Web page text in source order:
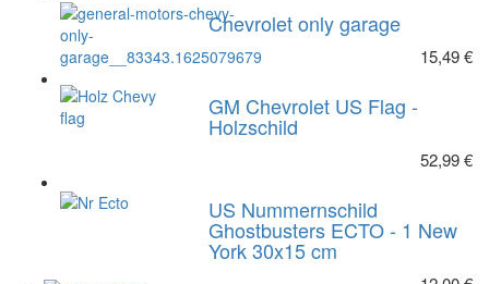
Chevrolet only garage
15,49 €
GM Chevrolet US Flag -
Holzschild
52,99 €
US Nummernschild
Ghostbusters ECTO - 1 New
York 30x15 cm